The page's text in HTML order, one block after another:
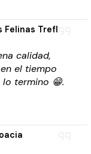
Felinas Trefl
calidad,
el tiempo
lo termino 😁.